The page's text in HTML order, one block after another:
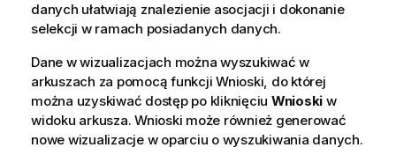
danych ułatwiają znalezienie asocjacji i dokonanie
selekcji w ramach posiadanych danych.
Dane w wizualizacjach można wyszukiwać w
arkuszach za pomocą funkcji Wnioski, do której
można uzyskiwać dostęp po kliknięciu Wnioski w
widoku arkusza. Wnioski może również generować
nowe wizualizacje w oparciu o wyszukiwania danych.